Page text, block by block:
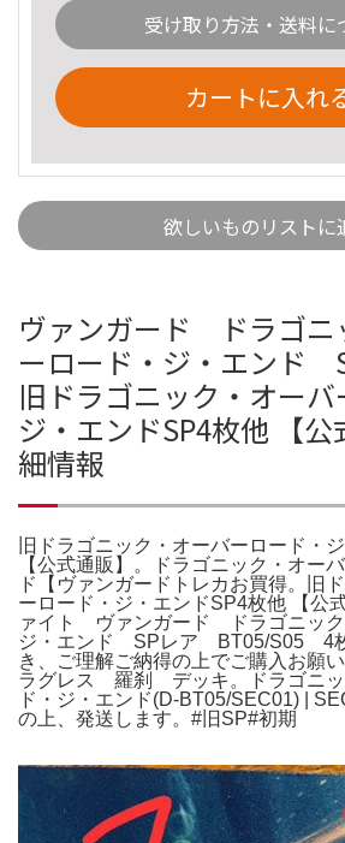
受け取り方法・送料に
カートに入れ
欲しいものリストに
ヴァンガード ドラゴニ
ーロード・ジ・エンド
旧ドラゴニック・オーバ
ジ・エンドSP4枚他 【
細情報
旧ドラゴニック・オーバーロード・
【公式通販】。ドラゴニック・オー
ド【ヴァンガードトレカお買得。旧
ーロード・ジ・エンドSP4枚他 【公
ァイト ヴァンガード ドラゴニック
ジ・エンド SPレア BT05/S05 4
き、ご理解ご納得の上でご購入お願
ラグレス 羅刹 デッキ。ドラゴニッ
ド・ジ・エンド(D-BT05/SEC01) |
の上、発送します。#旧SP#初期